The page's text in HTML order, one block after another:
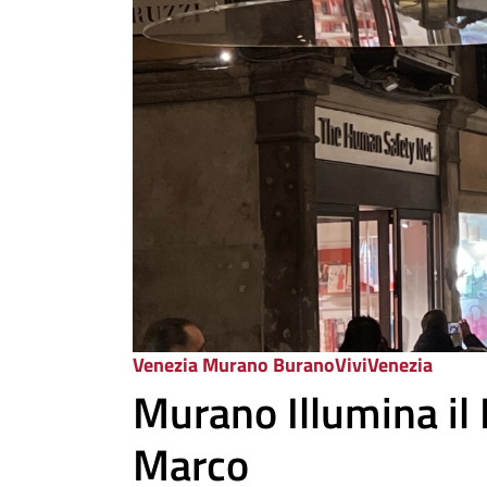
Venezia Murano BuranoViviVenezia
Murano Illumina il
Marco